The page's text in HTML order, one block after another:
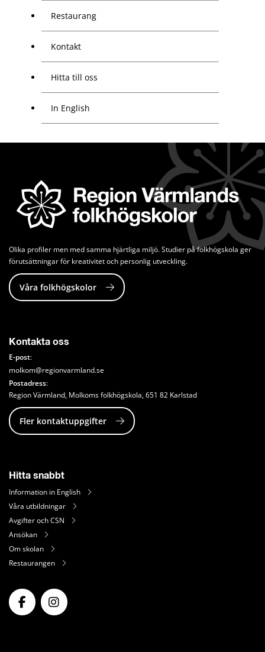
Restaurang
Kontakt
Hitta till oss
In English
Olika profiler men med samma hjärtliga miljö. Studier på folkhögskola ger
förutsättningar för kreativitet och personlig utveckling.
Våra folkhögskolor
Kontakta oss
E-post:
molkom@regionvarmland.se
Postadress:
Region Värmland, Molkoms folkhögskola, 651 82 Karlstad
Fler kontaktuppgifter
Hitta snabbt
Information in English
Våra utbildningar
Avgifter och CSN
Ansökan
Om skolan
Restaurangen